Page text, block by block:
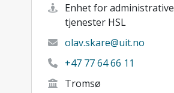
Enhet for administrative
tjenester HSL
olav.skare@uit.no
+47 77 64 66 11
Tromsø